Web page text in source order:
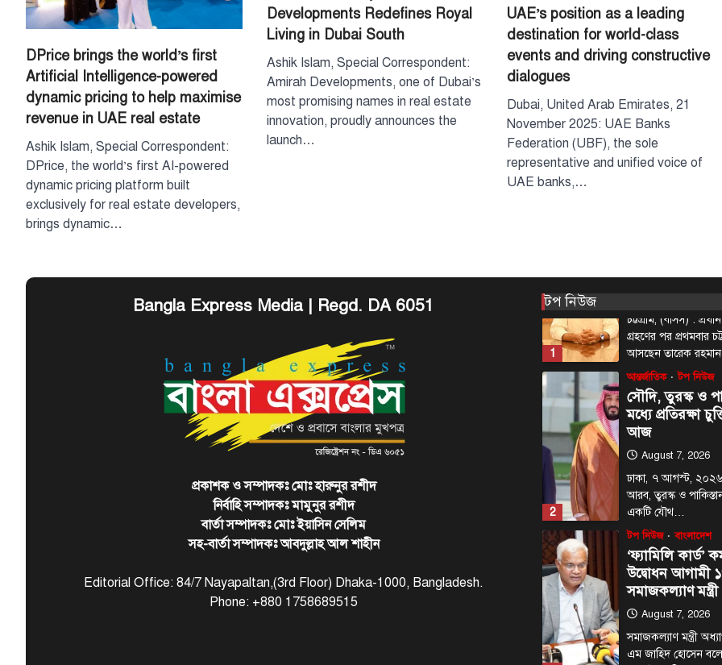
DPrice brings the world’s first
Artificial Intelligence-powered
dynamic pricing to help maximise
revenue in UAE real estate
Ashik Islam, Special Correspondent:
DPrice, the world’s first AI-powered
dynamic pricing platform built
exclusively for real estate developers,
brings dynamic…
Developments Redefines Royal
Living in Dubai South
Ashik Islam, Special Correspondent:
Amirah Developments, one of Dubai’s
most promising names in real estate
innovation, proudly announces the
launch…
UAE’s position as a leading
destination for world-class
events and driving constructive
dialogues
Dubai, United Arab Emirates, 21
November 2025: UAE Banks
Federation (UBF), the sole
representative and unified voice of
UAE banks,…
Bangla Express Media | Regd. DA 6051
প্রকাশক ও সম্পাদকঃ মোঃ হারুনুর রশীদ
নির্বাহি সম্পাদকঃ মামুনুর রশীদ
বার্তা সম্পাদকঃ মোঃ ইয়াসিন সেলিম
সহ-বার্তা সম্পাদকঃ আবদুল্লাহ আল শাহীন
Editorial Office: 84/7 Nayapaltan,(3rd Floor) Dhaka-1000, Bangladesh.
Phone: +880 1758689515
টপ নিউজ
4
নতুন সচিব নিয়োগ
(বৃহস্পতিবার) এ
টপ নিউজ বাংলাদেশ
অনুভূতির বিষয়ে
বেশি সংবেদনশীল
August 7, 2026
পররাষ্ট্র প্রতিমন্ত্রী
1
নেতাকর্মীরা
August 8, 2026
চট্টগ্রাম, (বাসস) :
গ্রহণের পর প্রথমবার
আসছেন তারেক
2
আন্তর্জাতিক টপ নিউজ
সৌদি, তুরস্ক ও
মধ্যে প্রতিরক্ষা
আজ
August 7, 2026
ঢাকা, ৭ আগস্ট,
আরব, তুরস্ক ও
একটি যৌথ…
টপ নিউজ বাংলাদেশ
‘ফ্যামিলি কার্ড’
উদ্বোধন আগামী
সমাজকল্যাণ মন্ত্রী
August 7, 2026
সমাজকল্যাণ মন্ত্রী
এম জাহিদ হোসেন